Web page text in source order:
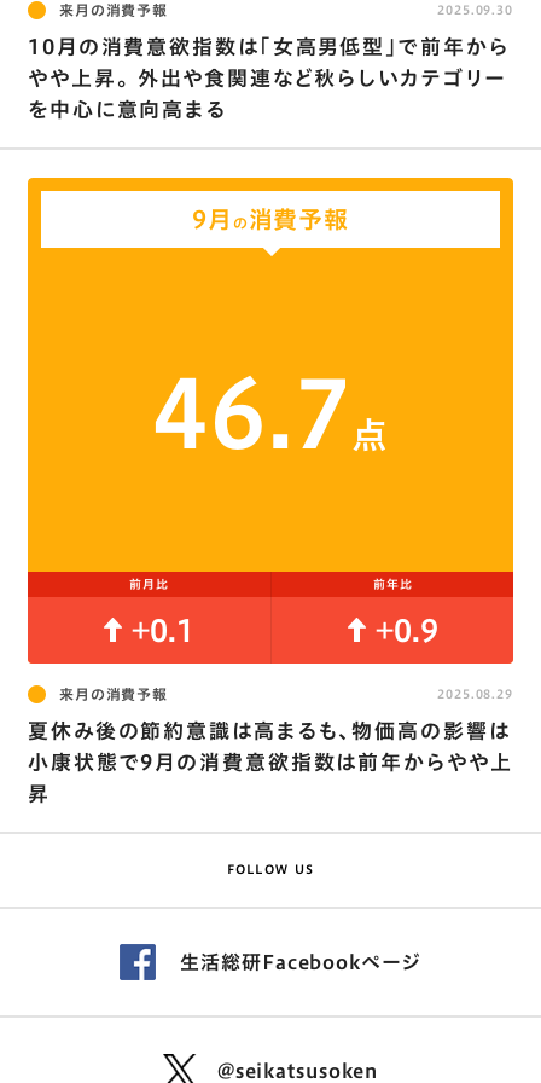
来月の消費予報
10月の消費意欲指数は｢女高男低型｣で前年から
やや上昇。 外出や食関連など秋らしいカテゴリー
を中心に意向高まる
2025.09.30
9月 の消費予報
46.7 点
前月比 前年比
+0.1 +0.9
来月の消費予報
夏休み後の節約意識は高まるも､物価高の影響は
小康状態で9月の消費意欲指数は前年からやや上
昇
2025.08.29
FOLLOW US
生活総研Facebookページ
@seikatsusoken